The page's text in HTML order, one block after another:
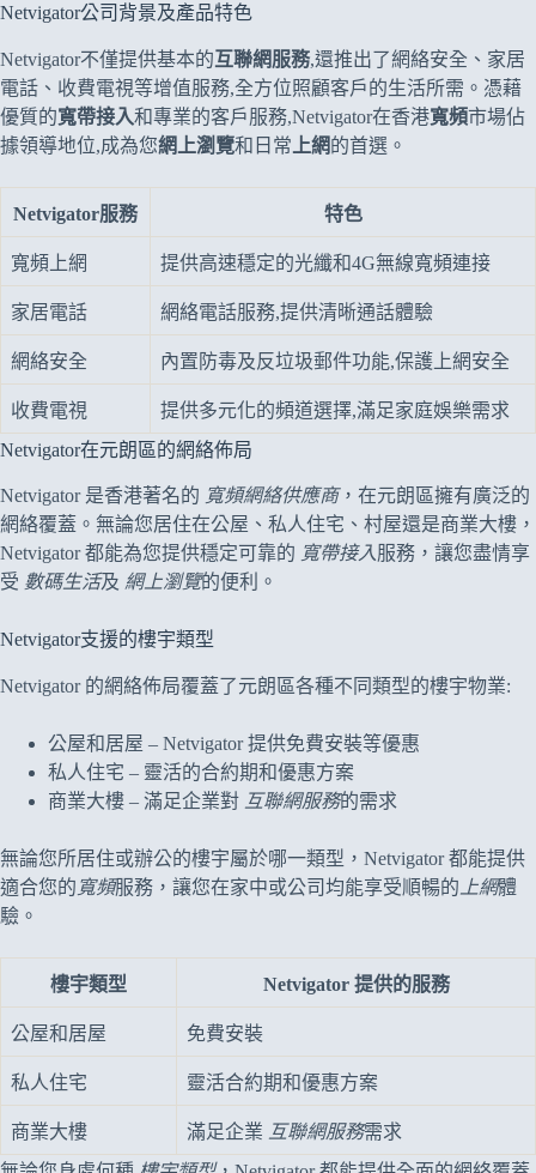
Netvigator公司背景及產品特色
Netvigator不僅提供基本的互聯網服務,還推出了網絡安全、家居
電話、收費電視等增值服務,全方位照顧客戶的生活所需。憑藉
優質的寬帶接入和專業的客戶服務,Netvigator在香港寬頻市場佔
據領導地位,成為您網上瀏覽和日常 上網的首選。
Netvigator服務 特色
寬頻上網 提供高速穩定的光纖和4G無線寬頻連接
家居電話 網絡電話服務,提供清晰通話體驗
網絡安全 內置防毒及反垃圾郵件功能,保護上網安全
收費電視
提供多元化的頻道選擇,滿足家庭娛樂需求
Netvigator在元朗區的網絡佈局
Netvigator 是香港著名的 寬頻網絡供應商，在元朗區擁有廣泛的
網絡覆蓋。無論您居住在公屋、私人住宅、村屋還是商業大樓，
Netvigator 都能為您提供穩定可靠的 寬帶接入服務，讓您盡情享
受 數碼生活及 網上瀏覽的便利。
Netvigator支援的樓宇類型
Netvigator 的網絡佈局覆蓋了元朗區各種不同類型的樓宇物業:
公屋和居屋 – Netvigator 提供免費安裝等優惠
私人住宅 – 靈活的合約期和優惠方案
商業大樓 – 滿足企業對 互聯網服務的需求
無論您所居住或辦公的樓宇屬於哪一類型，Netvigator 都能提供
適合您的 寬頻服務，讓您在家中或公司均能享受順暢的 上網體
驗。
樓宇類型 Netvigator 提供的服務
公屋和居屋 免費安裝
私人住宅 靈活合約期和優惠方案
商業大樓 滿足企業 互聯網服務需求